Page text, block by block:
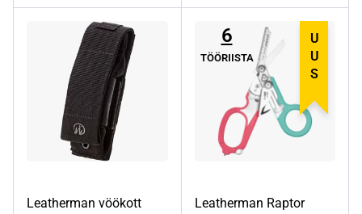
mitu
teha
tootelehel.
Leatherman vöökott
UUS
6
TÖÖRIISTA
Leatherman Raptor